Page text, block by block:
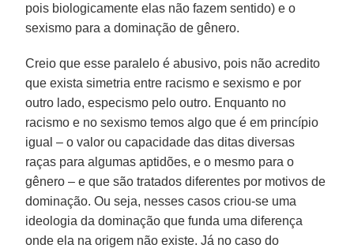
pois biologicamente elas não fazem sentido) e o
sexismo para a dominação de gênero.
Creio que esse paralelo é abusivo, pois não acredito
que exista simetria entre racismo e sexismo e por
outro lado, especismo pelo outro. Enquanto no
racismo e no sexismo temos algo que é em princípio
igual – o valor ou capacidade das ditas diversas
raças para algumas aptidões, e o mesmo para o
gênero – e que são tratados diferentes por motivos de
dominação. Ou seja, nesses casos criou-se uma
ideologia da dominação que funda uma diferença
onde ela na origem não existe. Já no caso do